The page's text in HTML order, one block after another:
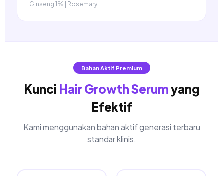
Ginseng 1% | Rosemary
Bahan Aktif Premium
Kunci Hair Growth Serumyang
Efektif
Kami menggunakan bahan aktif generasi terbaru
standar klinis.